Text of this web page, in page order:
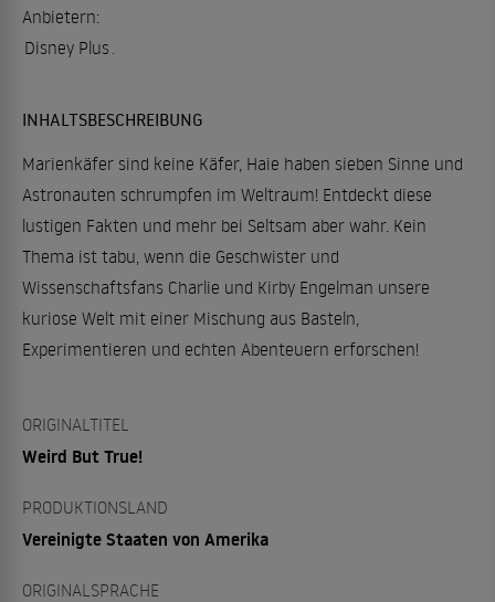
Anbietern:
Disney Plus
INHALTSBESCHREIBUNG
Marienkäfer sind keine Käfer, Haie haben sieben Sinne und
Astronauten schrumpfen im Weltraum! Entdeckt diese
lustigen Fakten und mehr bei Seltsam aber wahr. Kein
Thema ist tabu, wenn die Geschwister und
Wissenschaftsfans Charlie und Kirby Engelman unsere
kuriose Welt mit einer Mischung aus Basteln,
Experimentieren und echten Abenteuern erforschen!
ORIGINALTITEL
Weird But True!
PRODUKTIONSLAND
Vereinigte Staaten von Amerika
ORIGINALSPRACHE